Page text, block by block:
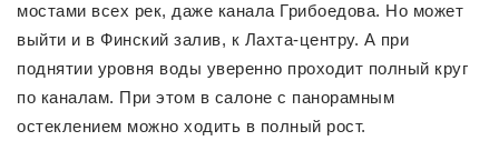
мостами всех рек, даже канала Грибоедова. Но может
выйти и в Финский залив, к Лахта-центру. А при
поднятии уровня воды уверенно проходит полный круг
по каналам. При этом в салоне с панорамным
остеклением можно ходить в полный рост.